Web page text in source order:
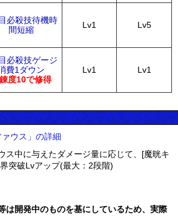
必殺技待機時
間短縮
Lv1 Lv5
必殺技ゲージ
費1ダウン
度10で修得
Lv1 Lv1
ァウス」の詳細
ス中に与えたダメージ量に応じて、[魔晄キ
突破Lvアップ(最大：2段階)
は開発中のものを基にしているため、実際